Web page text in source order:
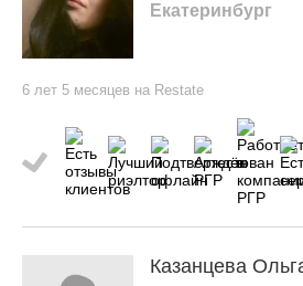
Екатеринбург
6 лет 5 месяцев на Restate
Казанцева